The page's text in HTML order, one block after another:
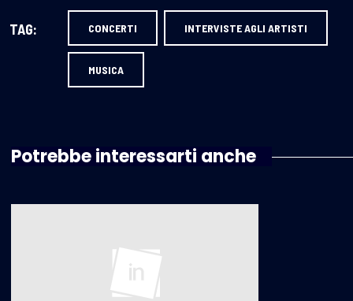
TAG: CONCERTI INTERVISTE AGLI ARTISTI
MUSICA
Potrebbe interessarti anche